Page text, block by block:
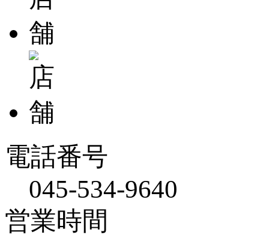
電話番号
045-534-9640
営業時間